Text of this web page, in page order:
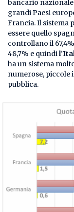
bancario
grandi Paesi
Francia. Il sistema
essere quello
controllano il
48,7% e quindi
ha un sistema
numerose, piccole
pubblica.